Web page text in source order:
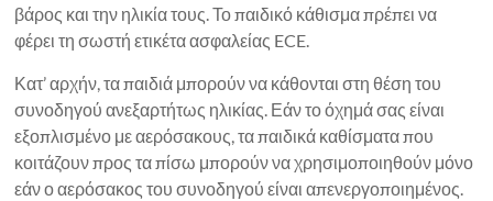
βάρος και την ηλικία τους. Το παιδικό κάθισμα πρέπει να
φέρει τη σωστή ετικέτα ασφαλείας ECE.
Κατ’ αρχήν, τα παιδιά μπορούν να κάθονται στη θέση του
συνοδηγού ανεξαρτήτως ηλικίας. Εάν το όχημά σας είναι
εξοπλισμένο με αερόσακους, τα παιδικά καθίσματα που
κοιτάζουν προς τα πίσω μπορούν να χρησιμοποιηθούν μόνο
εάν ο αερόσακος του συνοδηγού είναι απενεργοποιημένος.